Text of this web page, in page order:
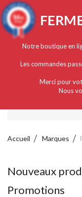
Français
Notre boutique en
Les commandes
Merci pour
Nous
Accueil Marques
Nouveaux
Promotions
9.4/10